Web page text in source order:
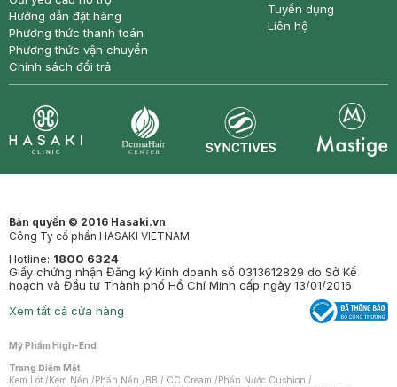
Hướng dẫn đặt hàng
Phương thức thanh toán
Phương thức vận chuyển
Chính sách đổi trả
Tuyển dụng
Liên hệ
Bản quyền © 2016 Hasaki.vn
Công Ty cổ phần HASAKI VIETNAM
Hotline: 1800 6324
Giấy chứng nhận Đăng ký Kinh doanh số 0313612829 do Sở Kế
hoạch và Đầu tư Thành phố Hồ Chí Minh cấp ngày 13/01/2016
Xem tất cả cửa hàng
Mỹ Phẩm High-End
Trang Điểm Mặt
Kem Lót /Kem Nền /Phấn Nền /BB / CC Cream /Phấn Nước Cushion /